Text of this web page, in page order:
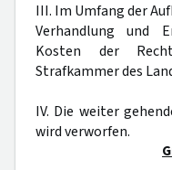
III. Im Umfang der
Verhandlung und
Kosten der
Strafkammer des
IV. Die weiter
wird verworfen.